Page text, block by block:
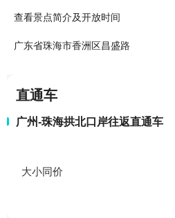
查看景点简介及开放时间
广东省珠海市香洲区昌盛路
直通车
广州-珠海拱北口岸往返直通车
大小同价